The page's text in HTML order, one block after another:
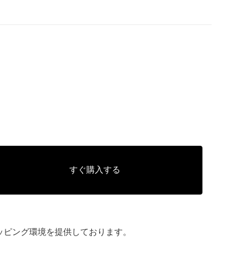
すぐ購入する
ング環境を提供しております。